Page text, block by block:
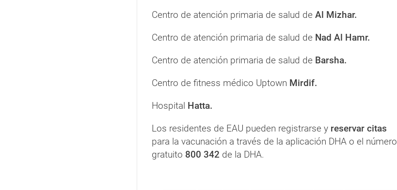
Centro de atención primaria de salud de Al Mizhar.
Centro de atención primaria de salud de Nad Al Hamr.
Centro de atención primaria de salud de Barsha.
Centro de fitness médico Uptown Mirdif.
Hospital Hatta.
Los residentes de EAU pueden registrarse y reservar citas
para la vacunación a través de la aplicación DHA o el número
gratuito 800 342 de la DHA.